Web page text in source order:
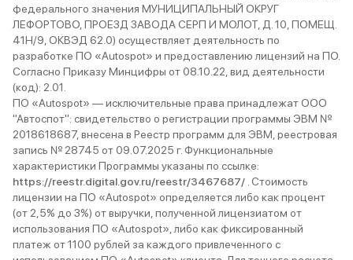
федерального значения МУНИЦИПАЛЬНЫЙ ОКРУГ
ЛЕФОРТОВО, ПРОЕЗД ЗАВОДА СЕРП И МОЛОТ, Д. 10, ПОМЕЩ.
41Н/9, ОКВЭД 62.0) осуществляет деятельность по
разработке ПО «Autospot» и предоставлению лицензий на ПО.
Согласно Приказу Минцифры от 08.10.22, вид деятельности
(код): 2.01.
ПО «Autospot» — исключительные права принадлежат ООО
"Автоспот": свидетельство о регистрации программы ЭВМ №
2018618687, внесена в Реестр программ для ЭВМ, реестровая
запись № 28745 от 09.07.2025 г. Функциональные
характеристики Программы указаны по ссылке:
https://reestr.digital.gov.ru/reestr/3467687/ . Стоимость
лицензии на ПО «Autospot» определяется либо как процент
(от 2,5% до 3%) от выручки, полученной лицензиатом от
использования ПО «Autospot», либо как фиксированный
платеж от 1100 рублей за каждого привлеченного с